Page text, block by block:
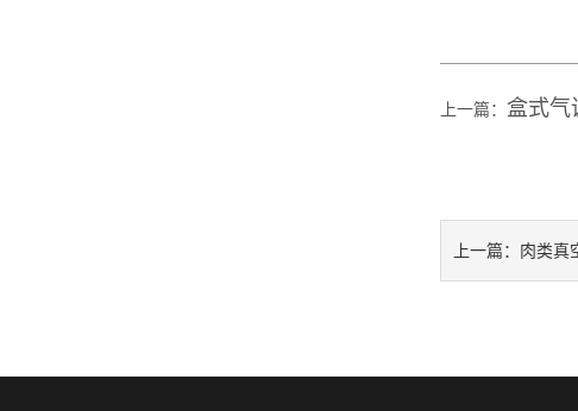
上一篇： 盒式气
上一篇： 肉类真